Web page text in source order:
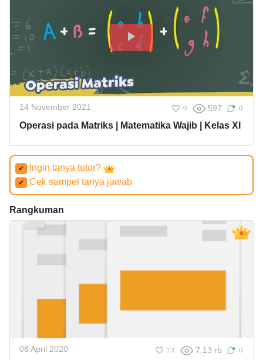
14 November 2021 0 597 0
Operasi pada Matriks | Matematika Wajib | Kelas XI
✔ Ingin tanya tutor?
✔ Cek sampel tanya jawab
Rangkuman
08 April 2020 13 7,13 rb 0